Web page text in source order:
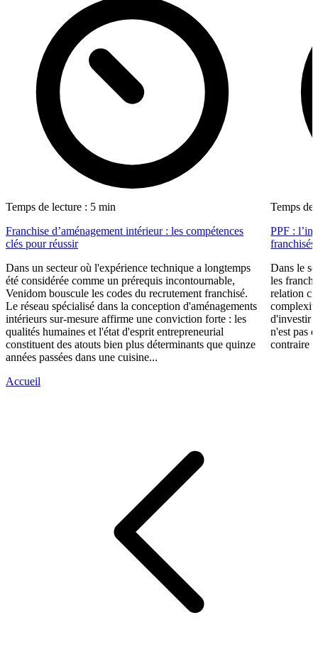
Temps de lecture : 5 min
Franchise d’aménagement intérieur : les compétences
clés pour réussir
Dans un secteur où l'expérience technique a longtemps
été considérée comme un prérequis incontournable,
Venidom bouscule les codes du recrutement franchisé.
Le réseau spécialisé dans la conception d'aménagements
intérieurs sur-mesure affirme une conviction forte : les
qualités humaines et l'état d'esprit entrepreneurial
constituent des atouts bien plus déterminants que quinze
années passées dans une cuisine...
Temps de
PPF :
franchisés
Dans le
les
relation
d'investir
n'est pas
contraire
Accueil